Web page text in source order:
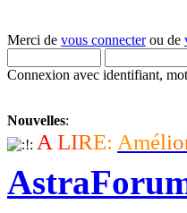
Merci de vous connecterou de
Connexion avec identifiant,
Nouvelles:
A LIRE: Amélio